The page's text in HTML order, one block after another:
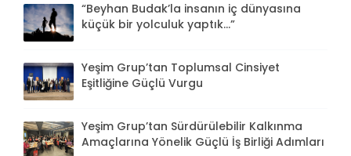
“Beyhan Budak’la insanın iç dünyasına
küçük bir yolculuk yaptık...”
Yeşim Grup’tan Toplumsal Cinsiyet
Eşitliğine Güçlü Vurgu
Yeşim Grup’tan Sürdürülebilir Kalkınma
Amaçlarına Yönelik Güçlü İş Birliği Adımları